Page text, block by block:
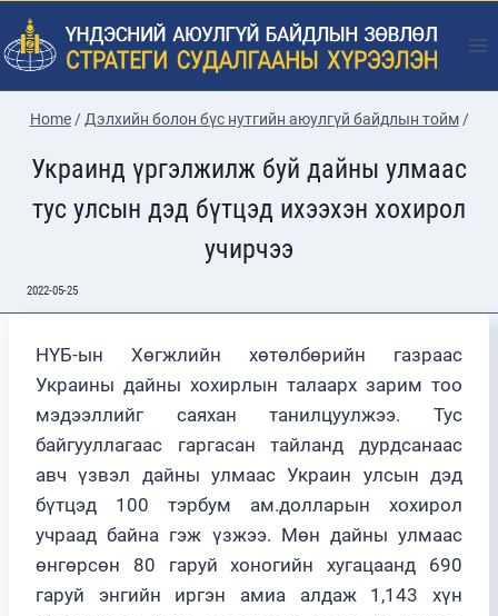
Skip
to
content
Home / Дэлхийн болон бүс нутгийн аюулгүй байдлын тойм /
Украинд үргэлжилж буй дайны улмаас
тус улсын дэд бүтцэд ихээхэн хохирол
учирчээ
2022-05-25
НҮБ-ын Хөгжлийн хөтөлбөрийн газраас
Украины дайны хохирлын талаарх зарим тоо
мэдээллийг саяхан танилцуулжээ. Тус
байгууллагаас гаргасан тайланд дурдсанаас
авч үзвэл дайны улмаас Украин улсын дэд
бүтцэд 100 тэрбум ам.долларын хохирол
учраад байна гэж үзжээ. Мөн дайны улмаас
өнгөрсөн 80 гаруй хоногийн хугацаанд 690
гаруй энгийн иргэн амиа алдаж 1,143 хүн